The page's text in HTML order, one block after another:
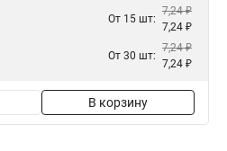
От 15 шт:
7,24 ₽
7,24 ₽
От 30 шт:
7,24 ₽
7,24 ₽
В корзину